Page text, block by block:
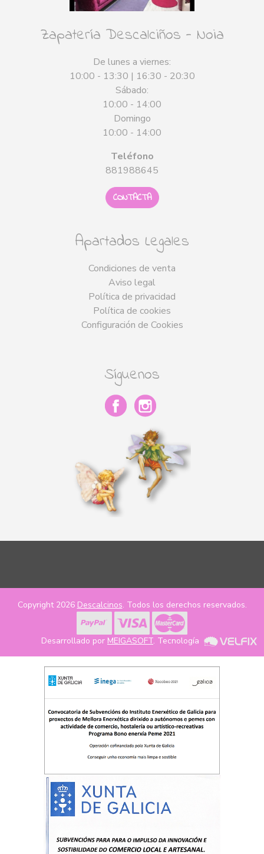
Zapatería Descalciños - Noia
De lunes a viernes:
10:00 - 13:30 | 16:30 - 20:30
Sábado:
10:00 - 14:00
Domingo
10:00 - 14:00
Teléfono
881988645
CONTACTA
Apartados Legales
Condiciones de venta
Aviso legal
Política de privacidad
Política de cookies
Configuración de Cookies
Síguenos
Copyright 2026 Descalcinos. Todos los derechos reservados.
Desarrollado por MEIGASOFT. Tecnología